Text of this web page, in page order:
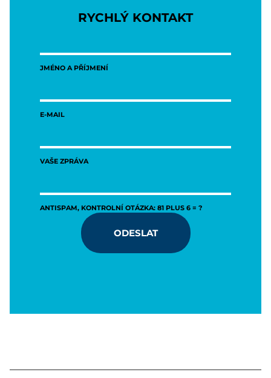
RYCHLÝ KONTAKT
JMÉNO A PŘÍJMENÍ
E-MAIL
VAŠE ZPRÁVA
ANTISPAM, KONTROLNÍ OTÁZKA: 81 PLUS 6 = ?
ODESLAT